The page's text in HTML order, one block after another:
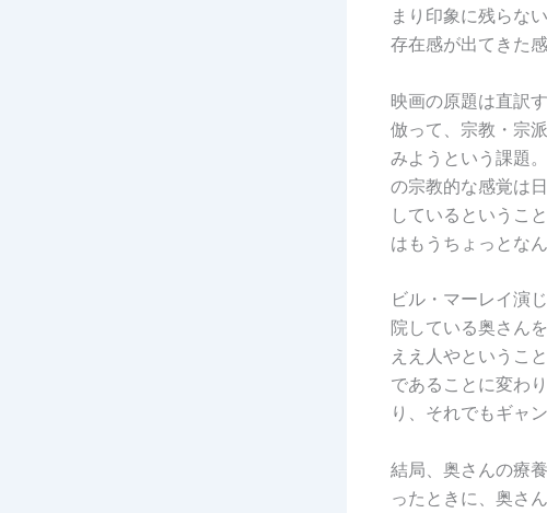
まり印象に残らな
存在感が出てきた感
映画の原題は直訳
倣って、宗教・宗
みようという課題
の宗教的な感覚は
しているというこ
はもうちょっとな
ビル・マーレイ演
院している奥さん
ええ人やというこ
であることに変わ
り、それでもギャ
結局、奥さんの療
ったときに、奥さ